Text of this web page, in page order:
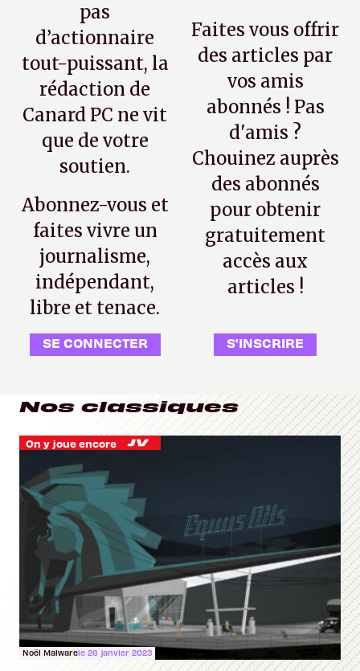
pas
d’actionnaire
tout-puissant, la
rédaction de
Canard PC ne vit
que de votre
soutien.
Abonnez-vous et
faites vivre un
journalisme,
indépendant,
libre et tenace.
SE CONNECTER
Faites vous offrir
des articles par
vos amis
abonnés ! Pas
d'amis ?
Chouinez auprès
des abonnés
pour obtenir
gratuitement
accès aux
articles !
S'INSCRIRE
Nos classiques
On y joue encore
Noël Malwarele 26 janvier 2023